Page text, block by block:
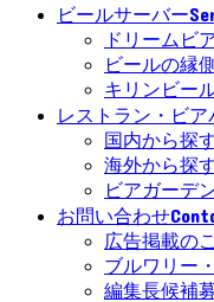
ビールサーバー
ドリームビ
ビールの縁側
キリンビー
レストラン・ビア
国内から探
海外から探
ビアガーデ
お問い合わせ
広告掲載の
ブルワリー
編集長候補